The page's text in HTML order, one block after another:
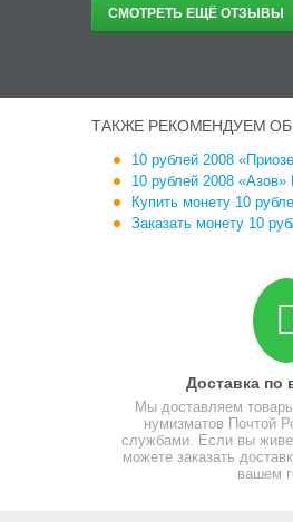
СМОТРЕТЬ ЕЩЁ ОТЗЫВЫ
ТАКЖЕ РЕКОМЕНДУЕМ
10 рублей 2008
10 рублей 2008
Купить монету 10
Заказать монету 10
Доставка по
Мы доставляем
нумизматов Почтой
службами. Если вы
можете заказать
вашем